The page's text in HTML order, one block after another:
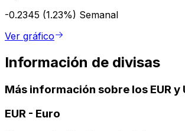
-0.2345 (1.23%) Semanal
Ver gráfico
Información de divisas
Más información sobre los EUR y
EUR - Euro